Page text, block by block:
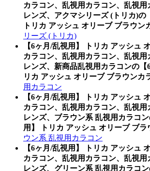
カラコン、乱視用カラコン、乱視用
レンズ、アクマシリーズ (トリカ)の
トリカ アッシュ オリーブ ブラウン
リーズ (トリカ)
【6ヶ月/乱視用】 トリカ アッシュ
カラコン、乱視用カラコン、乱視用
レンズ、新商品乱視用カラコンの【
リカ アッシュ オリーブ ブラウンカ
用カラコン
【6ヶ月/乱視用】 トリカ アッシュ
カラコン、乱視用カラコン、乱視用
レンズ、ブラウン系 乱視用カラコ
用】 トリカ アッシュ オリーブ ブラ
ウン系 乱視用カラコン
【6ヶ月/乱視用】 トリカ アッシュ
カラコン、乱視用カラコン、乱視用
レンズ、グリーン系 乱視用カラコ